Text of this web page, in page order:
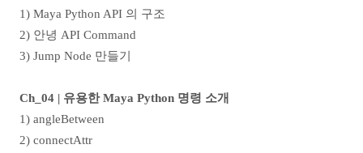
1) Maya Python API 의 구조
2) 안녕 API Command
3) Jump Node 만들기
Ch_04 | 유용한Maya Python 명령 소개
1) angleBetween
2) connectAttr